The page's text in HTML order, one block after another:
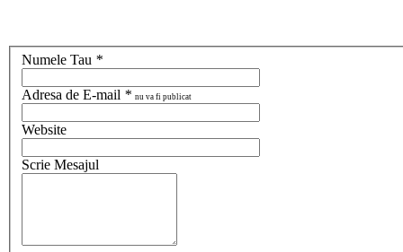
Numele Tau *
Adresa de E-mail * nu va fi publicat
Website
Scrie Mesajul